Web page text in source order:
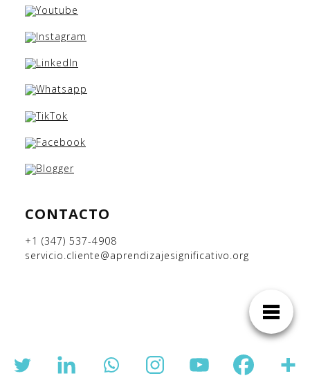
CONTACTO
+1 (347) 537-4908
servicio.cliente@aprendizajesignificativo.org